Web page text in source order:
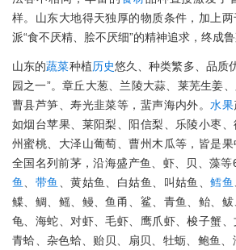
样。山东大地得天独厚的物质条件，加上
派“食不厌精、脍不厌细”的精神追求，终成鲁
山东的蔬菜种植历史悠久、种类繁多、品质
园之一”。章丘大葱、兰陵大蒜、莱芜生姜
曹县芦笋、寿光韭菜等，蜚声海内外。水果
如烟台苹果、莱阳梨、阳信梨、乐陵小枣
州蜜桃、大泽山葡萄、曹州木瓜等，皆是
全国名列前茅，沿海盛产鱼、虾、贝、藻等
鱼
带鱼 、黄姑鱼、白姑鱼、叫姑鱼、鳕鱼
鲽、鲷、鳐、鳗、鱼甬、鲨、青鱼、鲐、鲅
龟、海蛇、对虾、毛虾、鹰爪虾、梭子蟹、
青蛤、杂色蛤、贻贝、扇贝、牡蛎、鲍鱼